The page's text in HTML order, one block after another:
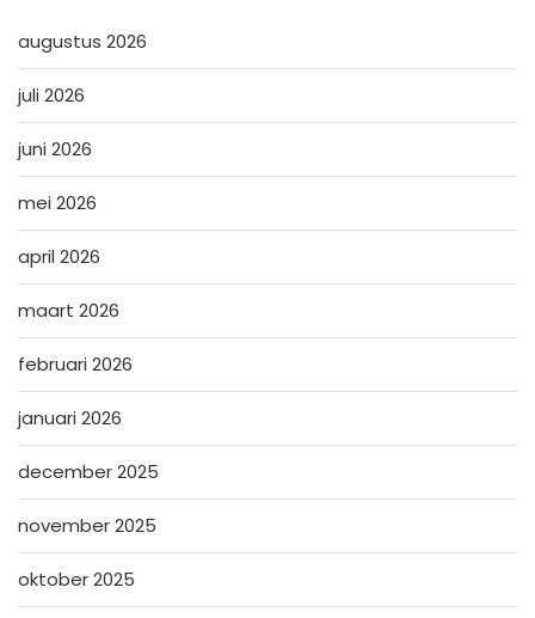
augustus 2026
juli 2026
juni 2026
mei 2026
april 2026
maart 2026
februari 2026
januari 2026
december 2025
november 2025
oktober 2025